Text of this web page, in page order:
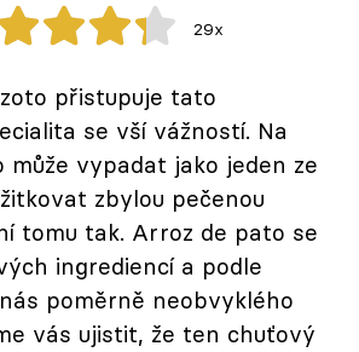
29x
přistupuje tato
se vší vážností. Na
vypadat jako jeden ze
zbylou pečenou
tomu tak. Arroz de pato se
ingrediencí a podle
poměrně neobvyklého
vás ujistit, že ten chuťový